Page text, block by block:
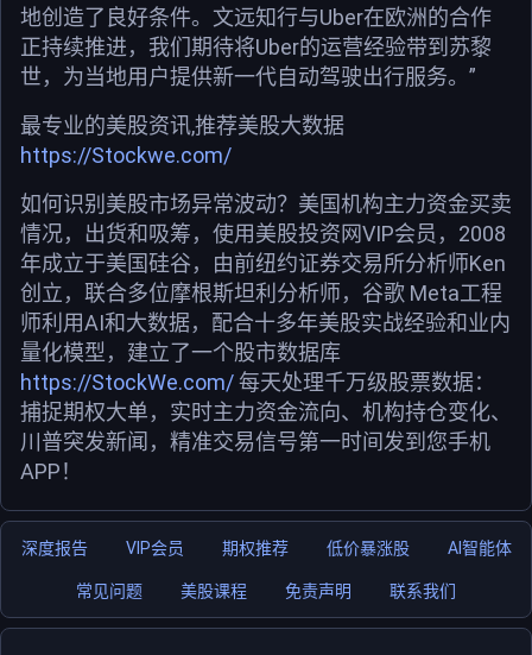
地创造了良好条件。文远知行与Uber在欧洲的合作
正持续推进，我们期待将Uber的运营经验带到苏黎
世，为当地用户提供新一代自动驾驶出行服务。”
最专业的美股资讯,推荐美股大数据
https://Stockwe.com/
如何识别美股市场异常波动？美国机构主力资金买卖
情况，出货和吸筹，使用美股投资网VIP会员，2008
年成立于美国硅谷，由前纽约证券交易所分析师Ken
创立，联合多位摩根斯坦利分析师，谷歌 Meta工程
师利用AI和大数据，配合十多年美股实战经验和业内
量化模型，建立了一个股市数据库
https://StockWe.com/每天处理千万级股票数据：
捕捉期权大单，实时主力资金流向、机构持仓变化、
川普突发新闻，精准交易信号第一时间发到您手机
APP！
深度报告 VIP会员 期权推荐 低价暴涨股 AI智能体
常见问题 美股课程 免责声明 联系我们